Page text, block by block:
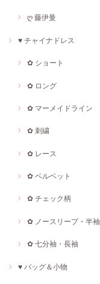
ღ 藤伊曼
♥ チャイナドレス
✿ ショート
✿ ロング
✿ マーメイドライン
✿ 刺繍
✿ レース
✿ ベルベット
✿ チェック柄
✿ ノースリープ・半袖
✿ 七分袖・長袖
♥ バッグ＆小物